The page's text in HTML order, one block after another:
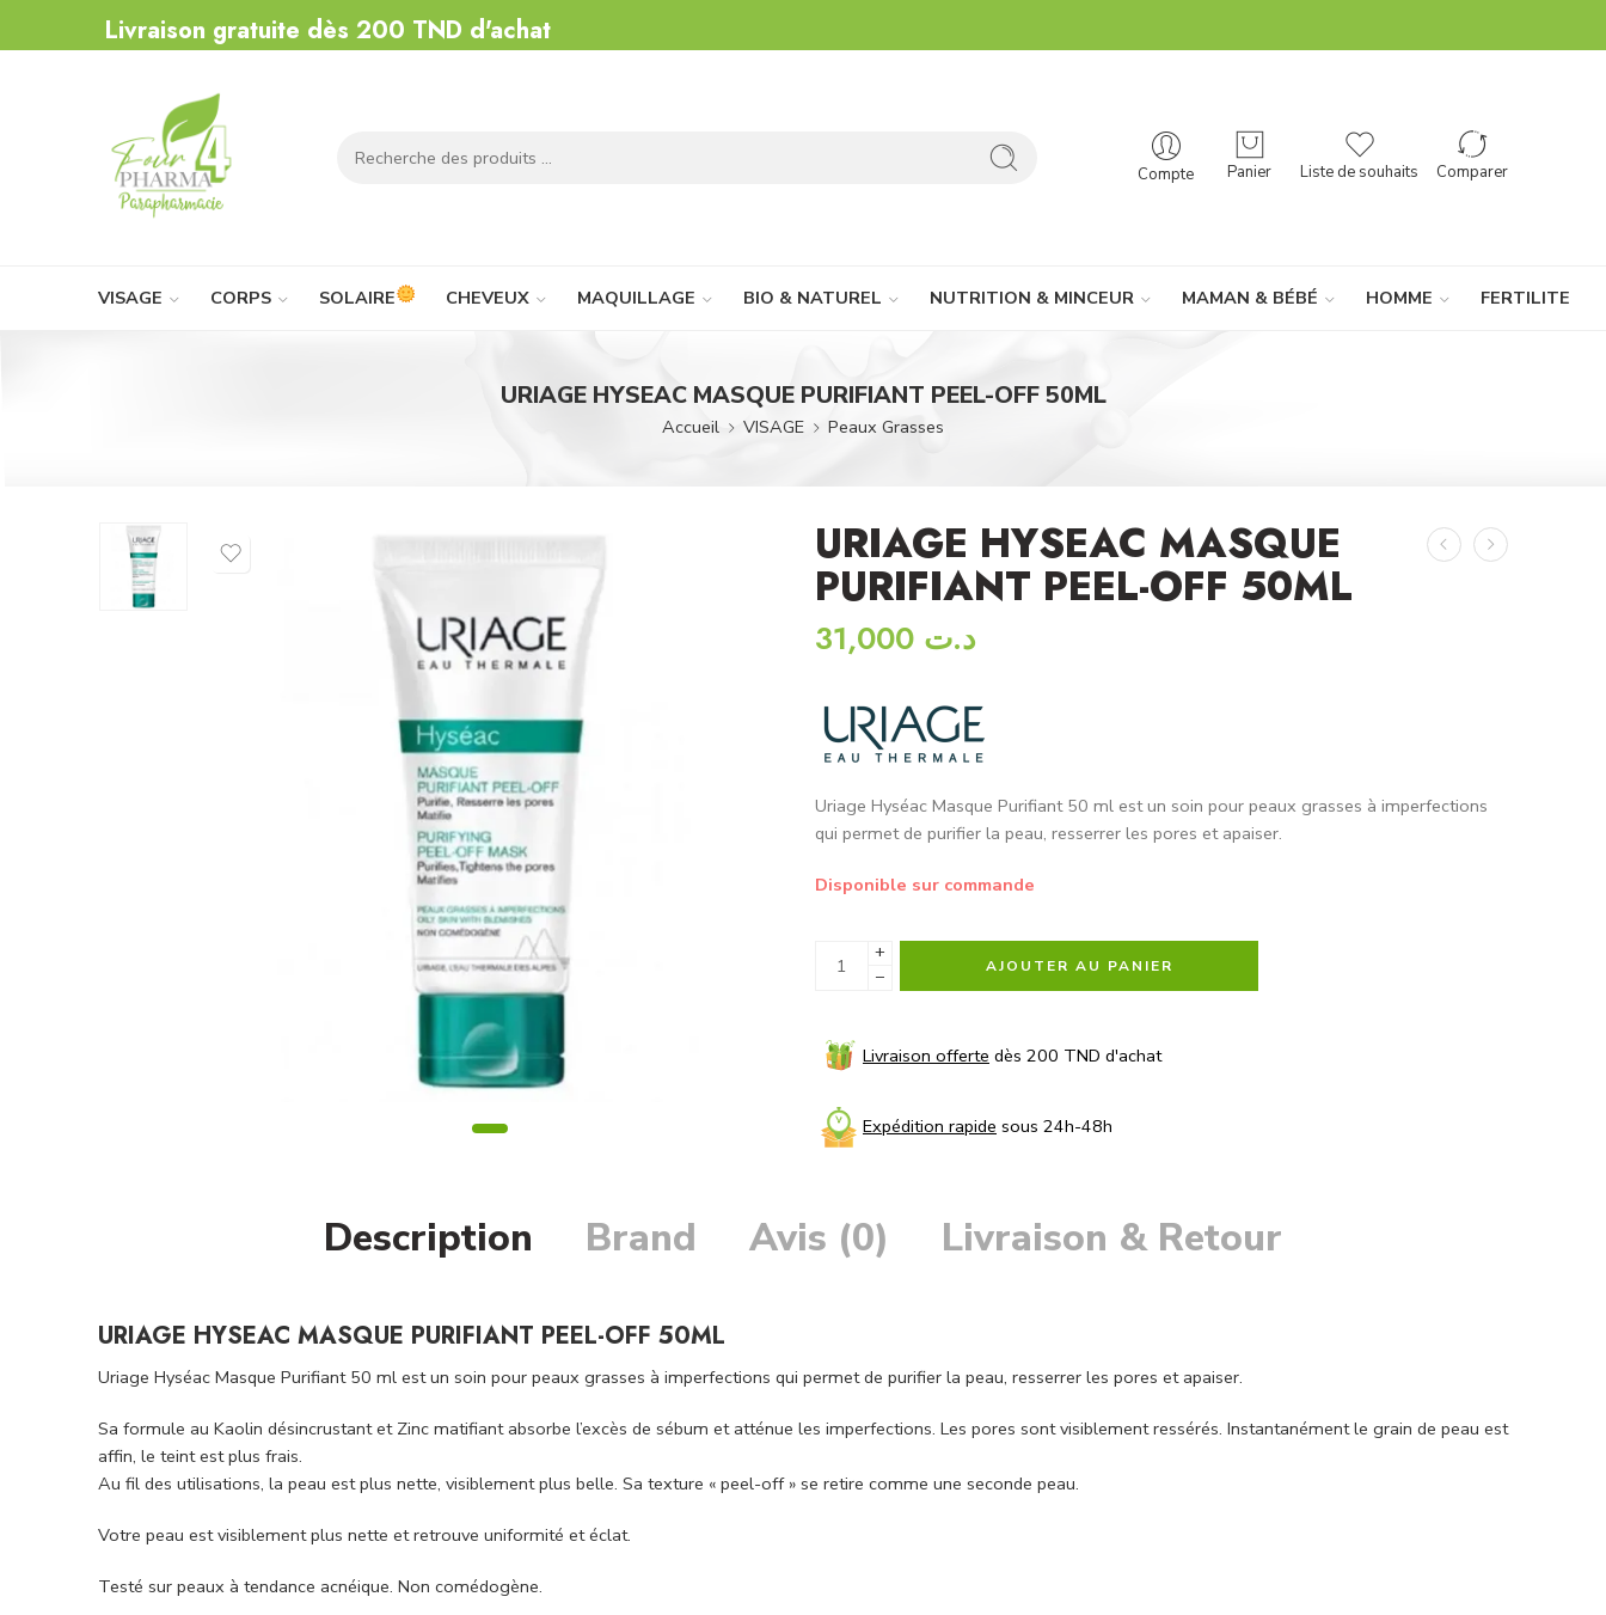
Livraison gratuite dès 200 TND d'achat
Compte Panier Liste de souhaits Comparer
VISAGE CORPS SOLAIRE CHEVEUX MAQUILLAGE BIO & NATUREL NUTRITION & MINCEUR MAMAN & BÉBÉ HOMME FERTILITE
URIAGE HYSEAC MASQUE PURIFIANT PEEL-OFF 50ML
Accueil VISAGE Peaux Grasses
URIAGE HYSEAC MASQUE
PURIFIANT PEEL-OFF 50ML
د.ت
Uriage Hyséac Masque Purifiant 50 ml est un soin pour peaux grasses à imperfections
qui permet de purifier la peau, resserrer les pores et apaiser.
Disponible sur commande
+
−
AJOUTER AU PANIER
Livraison offerte dès 200 TND d'achat
Expédition rapide sous 24h-48h
Description Brand Avis (0) Livraison & Retour
URIAGE HYSEAC MASQUE PURIFIANT PEEL-OFF 50ML
Uriage Hyséac Masque Purifiant 50 ml est un soin pour peaux grasses à imperfections qui permet de purifier la peau, resserrer les pores et apaiser.
Sa formule au Kaolin désincrustant et Zinc matifiant absorbe l’excès de sébum et atténue les imperfections. Les pores sont visiblement ressérés. Instantanément le grain de peau est
affin, le teint est plus frais.
Au fil des utilisations, la peau est plus nette, visiblement plus belle. Sa texture « peel-off » se retire comme une seconde peau.
Votre peau est visiblement plus nette et retrouve uniformité et éclat.
Testé sur peaux à tendance acnéique. Non comédogène.